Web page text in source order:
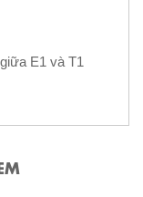
E1 và T1